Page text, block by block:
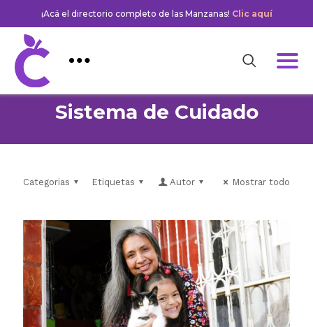
¡Acá el directorio completo de las Manzanas! Clic aquí
Sistema de Cuidado
Categorias Etiquetas Autor Mostrar todo